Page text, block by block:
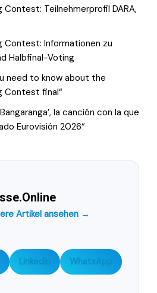
Contest: Teilnehmerprofil DARA,
Contest: Informationen zu
Halbfinal-Voting
need to know about the
Contest final“
la canción con la que
Eurovisión 2026“
Artikel ansehen →
LinkedIn WhatsApp